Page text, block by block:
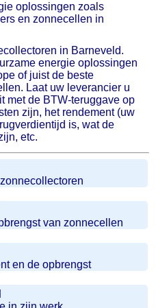
oplossingen zoals
en zonnecellen in
in Barneveld.
energie oplossingen
of juist de beste
Laat uw leverancier u
met de BTW-teruggave op
zijn, het rendement (uw
is, wat de
etc.
van zonnecellen
en de opbrengst